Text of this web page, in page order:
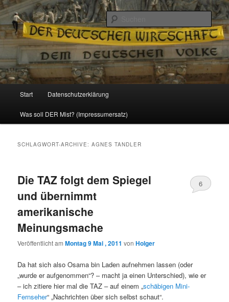
Reizzentrum
Politik, Wirtschaft, Soziales und Gesellschaft
Zum
Inhalt
Zum
sekundären
Start Datenschutzerklärung
Was soll DER Mist? (Impressumersatz)
SCHLAGWORT-ARCHIVE:AGNES TANDLER
Die TAZ folgt dem Spiegel
und übernimmt
amerikanische
Meinungsmache
Veröffentlicht amMontag 9 Mai , 2011 vonHolger
6
Da hat sich also Osama bin Laden aufnehmen lassen (oder
„wurde er aufgenommen“? – macht ja einen Unterschied), wie er
– ich zitiere hier mal die TAZ – auf einem „schäbigen Mini-
Fernseher“ „Nachrichten über sich selbst schaut“.